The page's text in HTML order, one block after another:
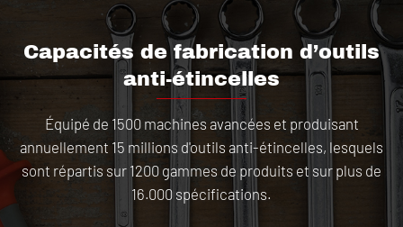
Capacités de fabrication d’outils
anti-étincelles
Équipé de 1500 machines avancées et produisant
annuellement 15 millions d'outils anti-étincelles, lesquels
sont répartis sur 1200 gammes de produits et sur plus de
16.000 spécifications.